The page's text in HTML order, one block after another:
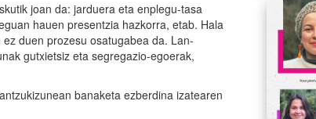
joan da: jarduera eta enplegu-tasa
hauen presentzia hazkorra, etab. Hala
duen prozesu osatugabea da. Lan-
gutxietsiz eta segregazio-egoerak,
banaketa ezberdina izatearen